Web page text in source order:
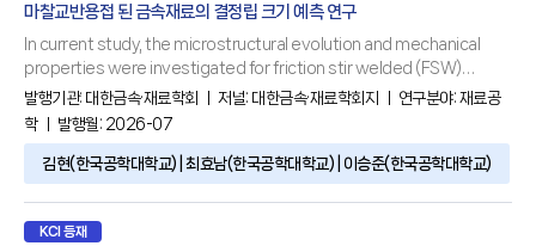
마찰교반용접 된 금속재료의 결정립 크기 예측 연구
In current study, the microstructural evolution and mechanical
properties were investigated for friction stir welded (FSW)
metallic materials such as aluminum alloys (e.g., AA7075, AA7068)
and medium Mn steel through the Zener-Hollomon parameter
(Z). For three materials, an increase in the welding speed
발행기관: 대한금속·재료학회 ㅣ 저널: 대한금속·재료학회지 ㅣ 연구분야: 재료공
학
ㅣ 발행월: 2026-07
김현(한국공학대학교) | 최효남(한국공학대학교) | 이승준(한국공학대학교)
KCI 등재